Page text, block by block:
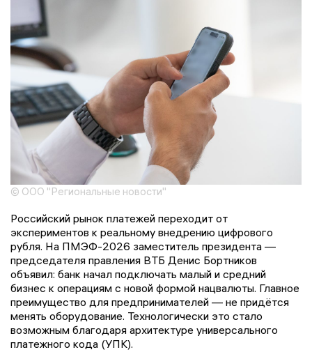
© ООО "Региональные новости"
Российский рынок платежей переходит от
экспериментов к реальному внедрению цифрового
рубля. На ПМЭФ-2026 заместитель президента —
председателя правления ВТБ Денис Бортников
объявил: банк начал подключать малый и средний
бизнес к операциям с новой формой нацвалюты. Главное
преимущество для предпринимателей — не придётся
менять оборудование. Технологически это стало
возможным благодаря архитектуре универсального
платежного кода (УПК).